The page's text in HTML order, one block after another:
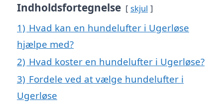
Indholdsfortegnelse skjul
1) Hvad kan en hundelufter i Ugerløse
hjælpe med?
2) Hvad koster en hundelufter i Ugerløse?
3) Fordele ved at vælge hundelufter i
Ugerløse